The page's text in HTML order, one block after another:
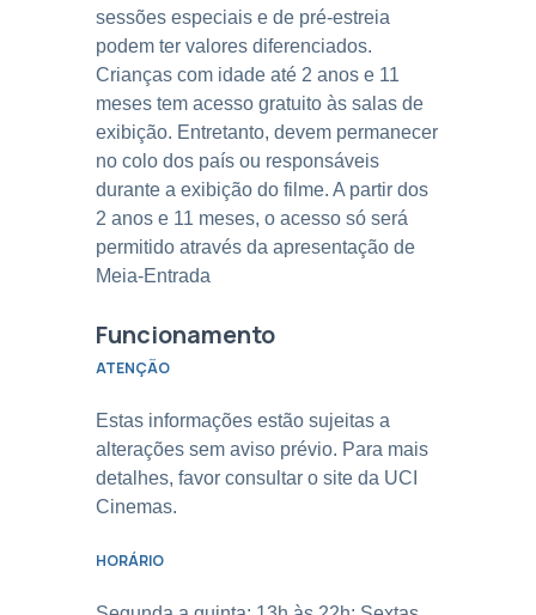
sessões especiais e de pré-estreia
podem ter valores diferenciados.
Crianças com idade até 2 anos e 11
meses tem acesso gratuito às salas de
exibição. Entretanto, devem permanecer
no colo dos país ou responsáveis
durante a exibição do filme. A partir dos
2 anos e 11 meses, o acesso só será
permitido através da apresentação de
Meia-Entrada
Funcionamento
ATENÇÃO
Estas informações estão sujeitas a
alterações sem aviso prévio. Para mais
detalhes, favor consultar o site da UCI
Cinemas.
HORÁRIO